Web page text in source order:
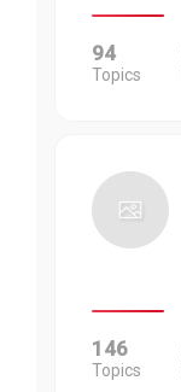
94
Topics
146
Topics